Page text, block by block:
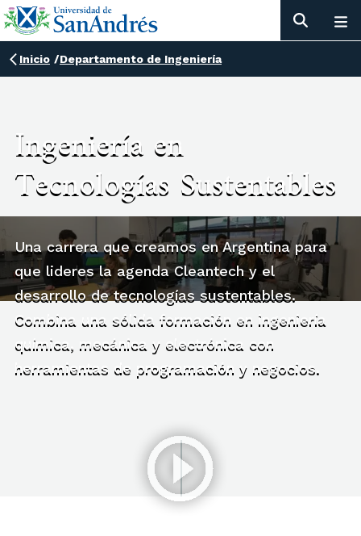
Inicio /Departamento de Ingeniería
Ingeniería en
Tecnologías Sustentables
Una carrera que creamos en Argentina para
que lideres la agenda Cleantech y el
desarrollo de tecnologías sustentables.
Combina una sólida formación en ingeniería
química, mecánica y electrónica con
herramientas de programación y negocios.